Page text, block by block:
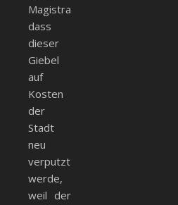
Magistrat,
dass
dieser
Giebel
auf
Kosten
der
Stadt
neu
verputzt
werde,
weil der